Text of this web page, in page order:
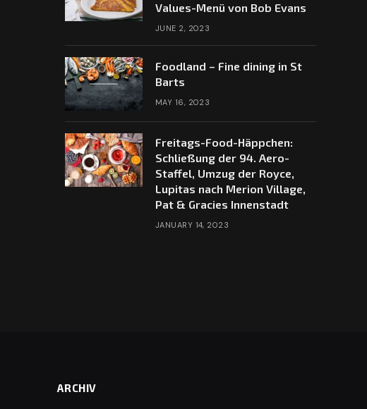
Values-Menü von Bob Evans
JUNE 2, 2023
Foodland – Fine dining in St
Barts
MAY 16, 2023
Freitags-Food-Häppchen:
Schließung der 94. Aero-
Staffel, Umzug der Royce,
Lupitas nach Merion Village,
Pat & Gracies Innenstadt
JANUARY 14, 2023
ARCHIV